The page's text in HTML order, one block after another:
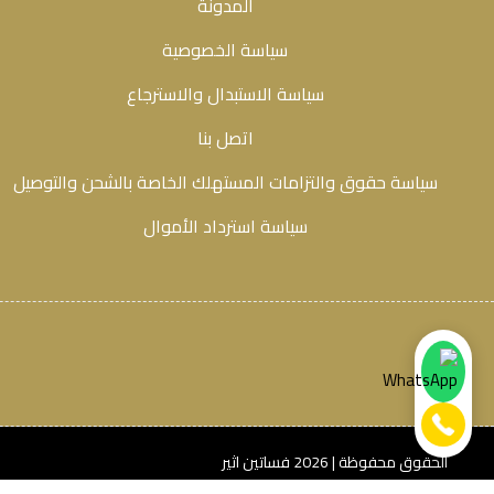
سياسة الخصوصية
سياسة الاستبدال والاسترجاع
اتصل بنا
سياسة حقوق والتزامات المستهلك الخاصة بالشحن والتوصيل
سياسة استرداد الأموال
الحقوق محفوظة | 2026 فساتين اثير